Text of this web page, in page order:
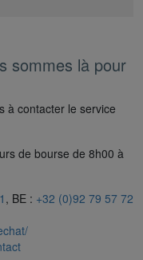
sommes là pour
à contacter le service
de bourse de 8h00 à
, BE : +32 (0)92 79 57 72